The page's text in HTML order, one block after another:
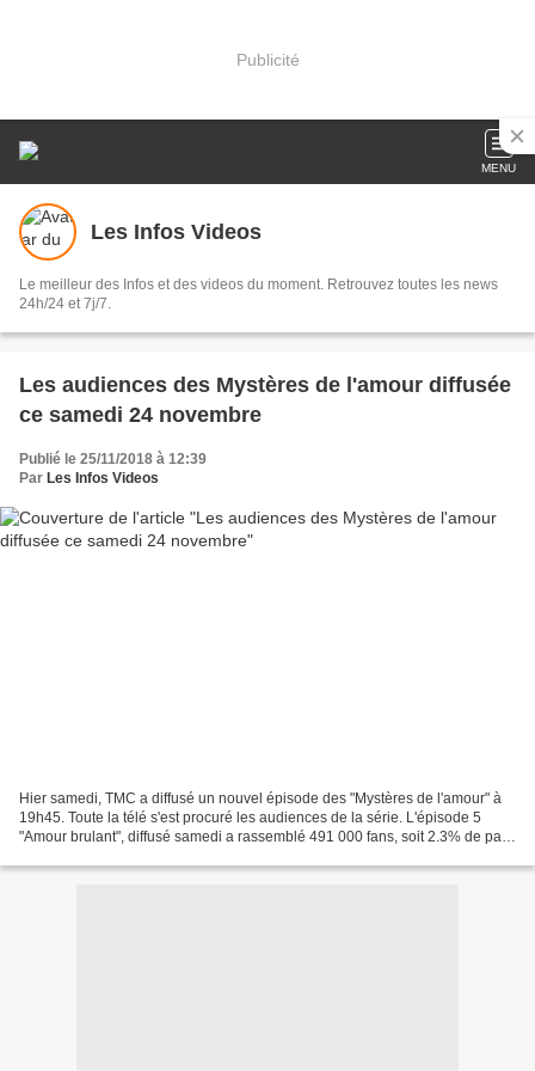
Publicité
MENU
Les Infos Videos
Le meilleur des Infos et des videos du moment. Retrouvez toutes les news
24h/24 et 7j/7.
Les audiences des Mystères de l'amour diffusée
ce samedi 24 novembre
Publié le 25/11/2018 à 12:39
Par Les Infos Videos
Hier samedi, TMC a diffusé un nouvel épisode des "Mystères de l'amour" à
19h45. Toute la télé s'est procuré les audiences de la série. L'épisode 5
"Amour brulant", diffusé samedi a rassemblé 491 000 fans, soit 2.3% de part